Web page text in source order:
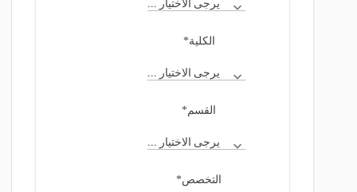
يرجى الاختيار ...
الكلية*
يرجى الاختيار ...
القسم*
يرجى الاختيار ...
التخصص*